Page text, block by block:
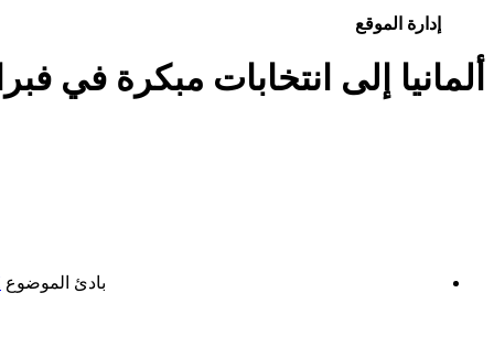
إدارة الموقع
ألمانيا إلى انتخابات مبكرة في
بادئ الموضوع